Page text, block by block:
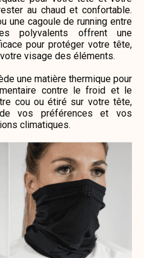
au chaud et confortable.
une cagoule de running entre
polyvalents offrent une
pour protéger votre tête,
visage des éléments.
une matière thermique pour
contre le froid et le
cou ou étiré sur votre tête,
vos préférences et vos
climatiques.